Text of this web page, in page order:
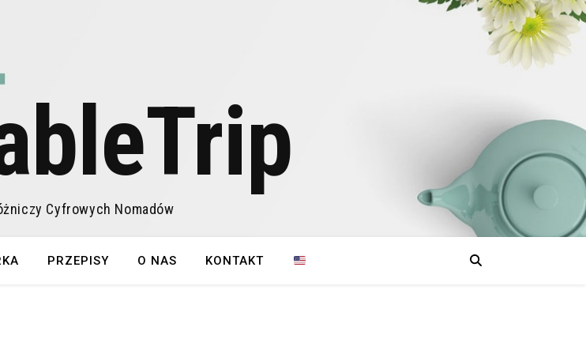
Cyfrowych Nomadów
PRZEPISY O NAS KONTAKT